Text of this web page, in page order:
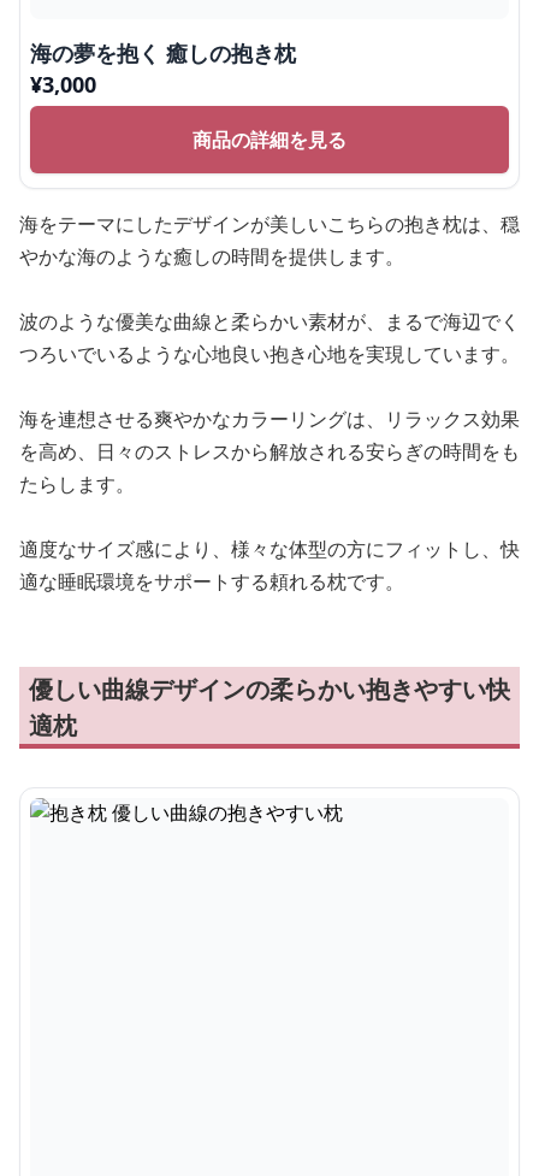
海の夢を抱く 癒しの抱き枕
¥3,000
商品の詳細を見る
海をテーマにしたデザインが美しいこちらの抱き枕は、穏
やかな海のような癒しの時間を提供します。
波のような優美な曲線と柔らかい素材が、まるで海辺でく
つろいでいるような心地良い抱き心地を実現しています。
海を連想させる爽やかなカラーリングは、リラックス効果
を高め、日々のストレスから解放される安らぎの時間をも
たらします。
適度なサイズ感により、様々な体型の方にフィットし、快
適な睡眠環境をサポートする頼れる枕です。
優しい曲線デザインの柔らかい抱きやすい快
適枕